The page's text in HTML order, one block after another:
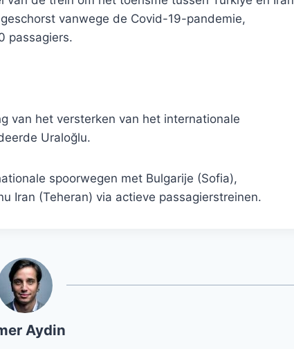
vanwege de Covid-19-pandemie,
passagiers.
van het versterken van het internationale
Uraloğlu.
spoorwegen met Bulgarije (Sofia),
Iran (Teheran) via actieve passagierstreinen.
Aydin